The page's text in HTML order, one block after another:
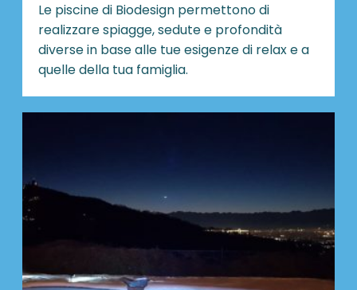
Le piscine di Biodesign permettono di
realizzare spiagge, sedute e profondità
diverse in base alle tue esigenze di relax e a
quelle della tua famiglia.